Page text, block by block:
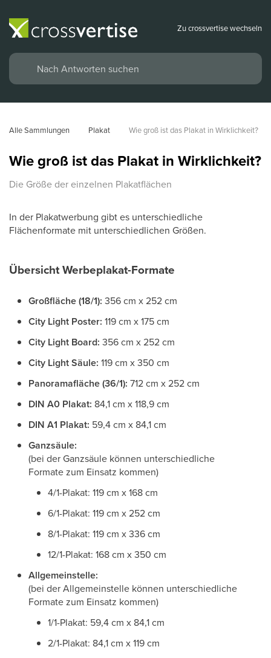
Zu crossvertise wechseln
Alle Sammlungen Plakat Wie groß ist das Plakat in Wirklichkeit?
Wie groß ist das Plakat in Wirklichkeit?
Die Größe der einzelnen Plakatflächen
In der Plakatwerbung gibt es unterschiedliche
Flächenformate mit unterschiedlichen Größen.
Übersicht Werbeplakat-Formate
Großfläche (18/1): 356 cm x 252 cm
City Light Poster: 119 cm x 175 cm
City Light Board: 356 cm x 252 cm
City Light Säule: 119 cm x 350 cm
Panoramafläche (36/1): 712 cm x 252 cm
DIN A0 Plakat: 84,1 cm x 118,9 cm
DIN A1 Plakat: 59,4 cm x 84,1 cm
Ganzsäule:
(bei der Ganzsäule können unterschiedliche
Formate zum Einsatz kommen)
4/1-Plakat: 119 cm x 168 cm
6/1-Plakat: 119 cm x 252 cm
8/1-Plakat: 119 cm x 336 cm
12/1-Plakat: 168 cm x 350 cm
Allgemeinstelle:
(bei der Allgemeinstelle können unterschiedliche
Formate zum Einsatz kommen)
1/1-Plakat: 59,4 cm x 84,1 cm
2/1-Plakat: 84,1 cm x 119 cm